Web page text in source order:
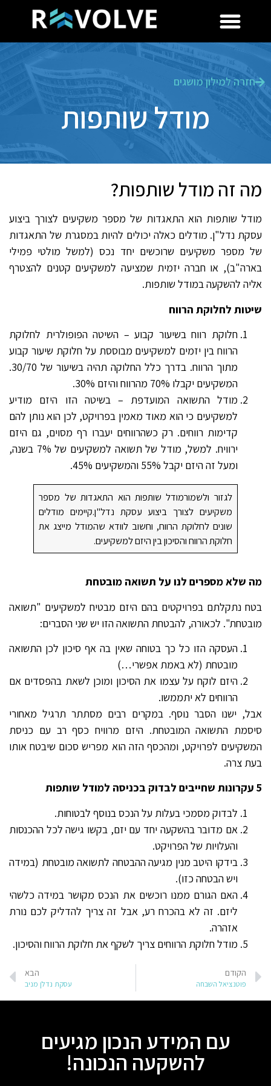
חזרה למילון מושגים
מודל שותפות
מה זה מודל שותפות?
מודל שותפות הוא התאגדות של מספר משקיעים לצורך ביצוע
עסקת נדל"ן. מודלים כאלה יכולים להיות במסגרת של התאגדות
של מספר משקיעים שרוכשים יחד נכס (למשל מולטי פמילי
בארה"ב), או חברה יזמית שמציעה למשקיעים קטנים להצטרף
אליה להשקעה במודל שותפות.
שיטות לחלוקת הרווח
חלוקת רווח בשיעור קבוע – השיטה הפופולרית לחלוקת
הרווח בין יזמים למשקיעים מבוססת על חלוקת שיעור קבוע
מתוך הרווח. בדרך כלל החלוקה תהיה בשיעור של 30/70.
המשקיעים יקבלו 70% מהרווח והיזם 30%.
מודל התשואה המועדפת – בשיטה הזו היזם מודיע
למשקיעים כי הוא מאוד מאמין בפרויקט, לכן הוא נותן להם
קדימות רווחים. רק כשהרווחים יעברו רף מסוים, גם היזם
ירוויח. למשל, מודל של תשואה למשקיעים של 7% בשנה,
ומעל זה היזם יקבל 55% והמשקיעים 45%.
לגזור ולשמורמודל שותפות הוא התאגדות של מספר
משקיעים לצורך ביצוע עסקת נדל"ן.קיימים מודלים
שונים לחלוקת הרווח, וחשוב לוודא שהמודל מייצג את
חלוקת הרווח והסיכון בין היזם למשקיעים.
מה שלא מספרים לנו על תשואה מובטחת
בטח נתקלתם בפרויקטים בהם היזם מבטיח למשקיעים "תשואה
מובטחת". לכאורה, להבטחת התשואה הזו יש שני הסברים:
העסקה הזו כל כך בטוחה שאין בה אף סיכון לכן התשואה
מובטחת (לא באמת אפשרי…)
היזם לוקח על עצמו את הסיכון ומוכן לשאת בהפסדים אם
הרווחים לא יתממשו.
אבל, ישנו הסבר נוסף. במקרים רבים מסתתר תרגיל מאחורי
סיסמת התשואה המובטחת. היזם מרוויח כסף רב עם כניסת
המשקיעים לפרויקט, ומהכסף הזה הוא מפריש סכום שיבטח אותו
בעת צרה.
5 עקרונות שחייבים לבדוק בכניסה למודל שותפות
לבדוק מסמכי בעלות על הנכס בנוסף לבטוחות.
אם מדובר בהשקעה יחד עם יזם, בקשו גישה לכל ההכנסות
והעלויות של הפרויקט.
בידקו היטב מנין מגיעה ההבטחה לתשואה מובטחת (במידה
ויש הבטחה כזו).
האם הגורם ממנו רוכשים את הנכס מקושר במידה כלשהי
ליזם. זה לא בהכרח רע, אבל זה צריך להדליק לכם נורת
אזהרה.
מודל חלוקת הרווחים צריך לשקף את חלוקת הרווח והסיכון.
הקודם
פוטנציאל השבחה
הבא
עסקת נדלן מניב
עם המידע הנכון מגיעים
להשקעה הנכונה!